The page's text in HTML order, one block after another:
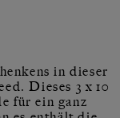
in dieser
Dieses 3 x 10
für ein ganz